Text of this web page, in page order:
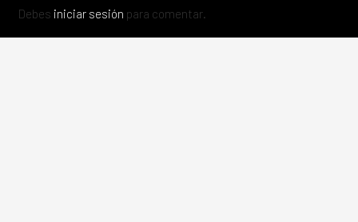
Debes iniciar sesión para comentar.